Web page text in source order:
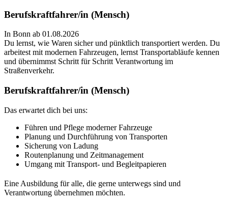
Berufskraftfahrer/in (Mensch)
In Bonn ab 01.08.2026
Du lernst, wie Waren sicher und pünktlich transportiert werden. Du
arbeitest mit modernen Fahrzeugen, lernst Transportabläufe kennen
und übernimmst Schritt für Schritt Verantwortung im
Straßenverkehr.
Berufskraftfahrer/in (Mensch)
Das erwartet dich bei uns:
Führen und Pflege moderner Fahrzeuge
Planung und Durchführung von Transporten
Sicherung von Ladung
Routenplanung und Zeitmanagement
Umgang mit Transport- und Begleitpapieren
Eine Ausbildung für alle, die gerne unterwegs sind und
Verantwortung übernehmen möchten.